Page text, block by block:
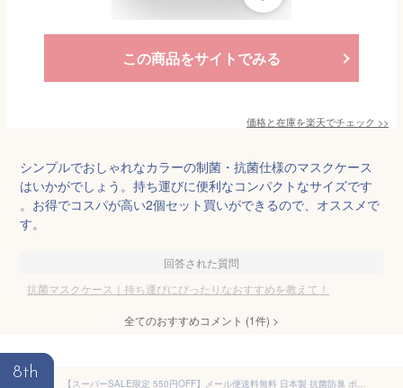
この商品をサイトでみる
価格と在庫を楽天でチェック >>
シンプルでおしゃれなカラーの制菌・抗菌仕様のマスクケース
はいかがでしょう。持ち運びに便利なコンパクトなサイズです
。お得でコスパが高い2個セット買いができるので、オススメで
す。
回答された質問
抗菌マスクケース｜持ち運びにぴったりなおすすめを教えて！
全てのおすすめコメント (1件) >
8th
【スーパーSALE限定 550円OFF】メール便送料無料 日本製 抗菌防臭 ポーチ 化粧ポーチ マスクケース 携帯 コスメポーチ トラベルポーチ フラットポーチ 綿 大容量 大きめ 薄型 スリム バイオライナー SEKマーク レディース 大人 女子 雑貨 整理 フェス 大人向け